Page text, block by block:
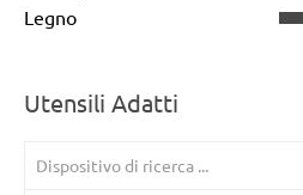
Legno
Utensili Adatti